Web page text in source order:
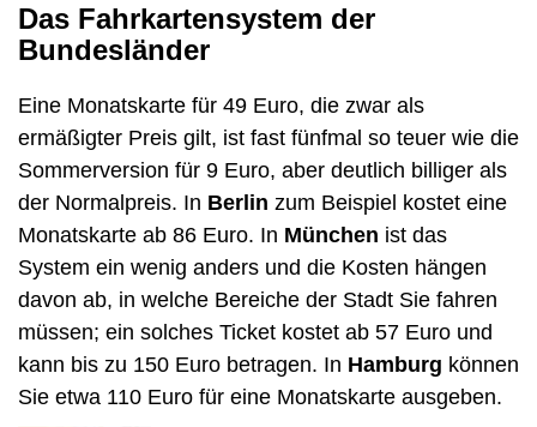
Das Fahrkartensystem der
Bundesländer
Eine Monatskarte für 49 Euro, die zwar als
ermäßigter Preis gilt, ist fast fünfmal so teuer wie die
Sommerversion für 9 Euro, aber deutlich billiger als
der Normalpreis. In Berlin zum Beispiel kostet eine
Monatskarte ab 86 Euro. In München ist das
System ein wenig anders und die Kosten hängen
davon ab, in welche Bereiche der Stadt Sie fahren
müssen; ein solches Ticket kostet ab 57 Euro und
kann bis zu 150 Euro betragen. In Hamburg können
Sie etwa 110 Euro für eine Monatskarte ausgeben.